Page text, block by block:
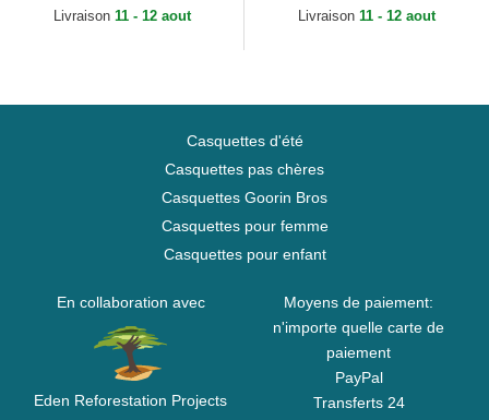
York Yankees MLB New Era
Livraison 11 - 12 aout
Essential Los Angeles...
Livraison 11 - 12 aout
Casquettes d'été
Casquettes pas chères
Casquettes Goorin Bros
Casquettes pour femme
Casquettes pour enfant
En collaboration avec
Eden Reforestation Projects
Moyens de paiement:
n'importe quelle carte de
paiement
PayPal
Transferts 24